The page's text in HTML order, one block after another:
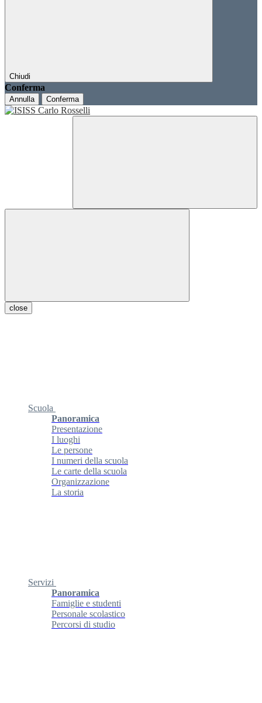
Chiudi
Conferma
Annulla Conferma
close
Scuola
Panoramica
Presentazione
I luoghi
Le persone
I numeri della scuola
Le carte della scuola
Organizzazione
La storia
Servizi
Panoramica
Famiglie e studenti
Personale scolastico
Percorsi di studio